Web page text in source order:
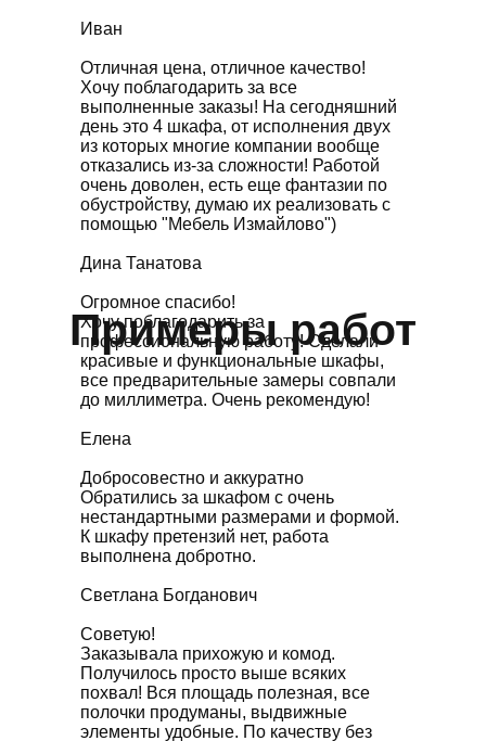
Иван
Отличная цена, отличное качество!
Хочу поблагодарить за все
выполненные заказы! На сегодняшний
день это 4 шкафа, от исполнения двух
из которых многие компании вообще
отказались из-за сложности! Работой
очень доволен, есть еще фантазии по
обустройству, думаю их реализовать с
помощью "Мебель Измайлово")
Дина Танатова
Огромное спасибо!
Хочу поблагодарить за
профессиональную работу! Сделали
красивые и функциональные шкафы,
все предварительные замеры совпали
до миллиметра. Очень рекомендую!
Елена
Добросовестно и аккуратно
Обратились за шкафом с очень
нестандартными размерами и формой.
К шкафу претензий нет, работа
выполнена добротно.
Светлана Богданович
Советую!
Заказывала прихожую и комод.
Получилось просто выше всяких
похвал! Вся площадь полезная, все
полочки продуманы, выдвижные
элементы удобные. По качеству без
Примеры работ